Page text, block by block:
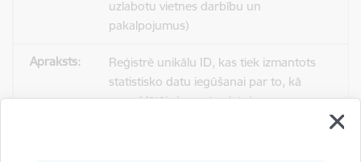
uzlabotu vietnes darbību un
pakalpojumus)
Reģistrē unikālu ID, kas tiek izmantots
statistisko datu iegūšanai par to, kā
apmeklētājs izmanto vietni.